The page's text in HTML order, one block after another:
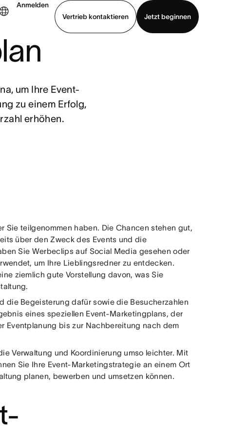
Anmelden
Vertrieb kontaktieren
Jetzt beginnen
Demo ansehen
um Ihre Event-
zu einem Erfolg,
erhöhen.
Sie teilgenommen haben. Die Chancen stehen gut,
über den Zweck des Events und die
Sie Werbeclips auf Social Media gesehen oder
um Ihre Lieblingsredner zu entdecken.
ziemlich gute Vorstellung davon, was Sie
die Begeisterung dafür sowie die Besucherzahlen
eines speziellen Event-Marketingplans, der
Eventplanung bis zur Nachbereitung nach dem
Verwaltung und Koordinierung umso leichter. Mit
Sie Ihre Event-Marketingstrategie an einem Ort
planen, bewerben und umsetzen können.